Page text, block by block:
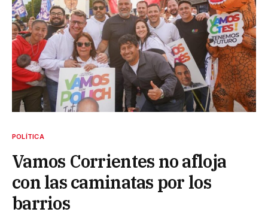
POLÍTICA
Vamos Corrientes no afloja
con las caminatas por los
barrios